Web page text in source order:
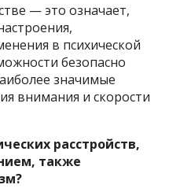
— это означает,
в психической
безопасно
значимые
внимания и скорости
расстройств,
также